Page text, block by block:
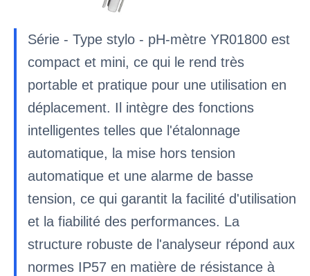
Série - Type stylo - pH-mètre YR01800 est
compact et mini, ce qui le rend très
portable et pratique pour une utilisation en
déplacement. Il intègre des fonctions
intelligentes telles que l'étalonnage
automatique, la mise hors tension
automatique et une alarme de basse
tension, ce qui garantit la facilité d'utilisation
et la fiabilité des performances. La
structure robuste de l'analyseur répond aux
normes IP57 en matière de résistance à